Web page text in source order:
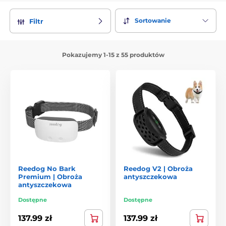
wielkich ras a także według rodzaju upomnienia np
dźwiękowe, wibracyjne lub z impulsem elektrostatycznym.
Jest to produkt nowej technologii, dzięki któremu Wasz pies
Jak wybrać obrożę antyszczekową?
Bardzo ważnym parametrem przy wyborze obroży jest
wielkość i wrażliwość psa. Jeśli Wasz pies waży od 5 do 50kg
nie będziecie mieli problemu z doborem, ponieważ prawie
każda obroża pasuje na takiego pieska. Problem z doborem
produktu mogą mieć właściciele psów bardzo małych jak
chihuahua i york lub bardzo dużych jak cane corso i dog
niemiecki. Naszych faworytów naleza obroże od marek :
. Obrożę antyszczekową możecie
Dzwiekowe,
wibracyjne ,sprejowe ultradzwiekoweneboelektryczne
Wybierać można także inne rodzaje urządzeń przeciwko
oczywiście
, które możecie uzyc dla
małych i dużych psów. Odpowiednie są do użytku
domowego i zewnętrznego. Kolejne są tzw.
Filtr Sortowanie
Pokazujemy 1-15 z 55 produktów
Reedog No Bark
Premium | Obroża
antyszczekowa
Dostępne
137.99 zł
Reedog V2 | Obroża
antyszczekowa
Dostępne
137.99 zł